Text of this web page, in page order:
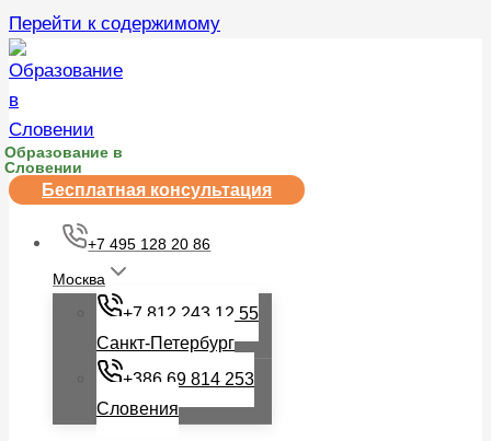
Перейти к содержимому
Образование в
Словении
Бесплатная консультация
+7 495 128 20 86
Москва
+7 812 243 12 55
Санкт-Петербург
+386 69 814 253
Словения